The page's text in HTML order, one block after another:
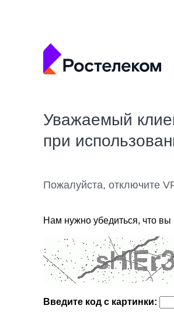
Уважаемый
при
Пожалуйста, отключите
Нам нужно убедиться, что вы
Введите код с картинки: